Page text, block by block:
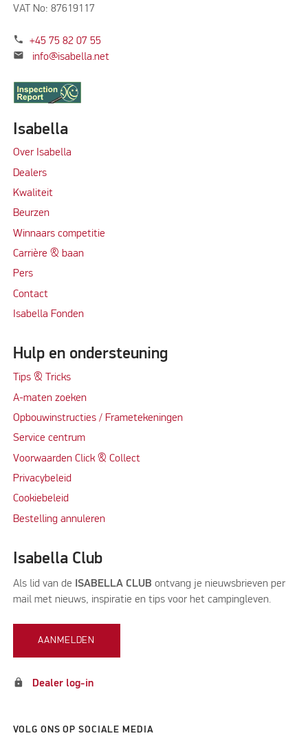
VAT No: 87619117
phone +45 75 82 07 55
mail info@isabella.net
Isabella
Over Isabella
Dealers
Kwaliteit
Beurzen
Winnaars competitie
Carrière & baan
Pers
Contact
Isabella Fonden
Hulp en ondersteuning
Tips & Tricks
A-maten zoeken
Opbouwinstructies / Frametekeningen
Service centrum
Voorwaarden Click & Collect
Privacybeleid
Cookiebeleid
Bestelling annuleren
Isabella Club
Als lid van de ISABELLA CLUB ontvang je nieuwsbrieven per
mail met nieuws, inspiratie en tips voor het campingleven.
AANMELDEN
lock Dealer log-in
VOLG ONS OP SOCIALE MEDIA